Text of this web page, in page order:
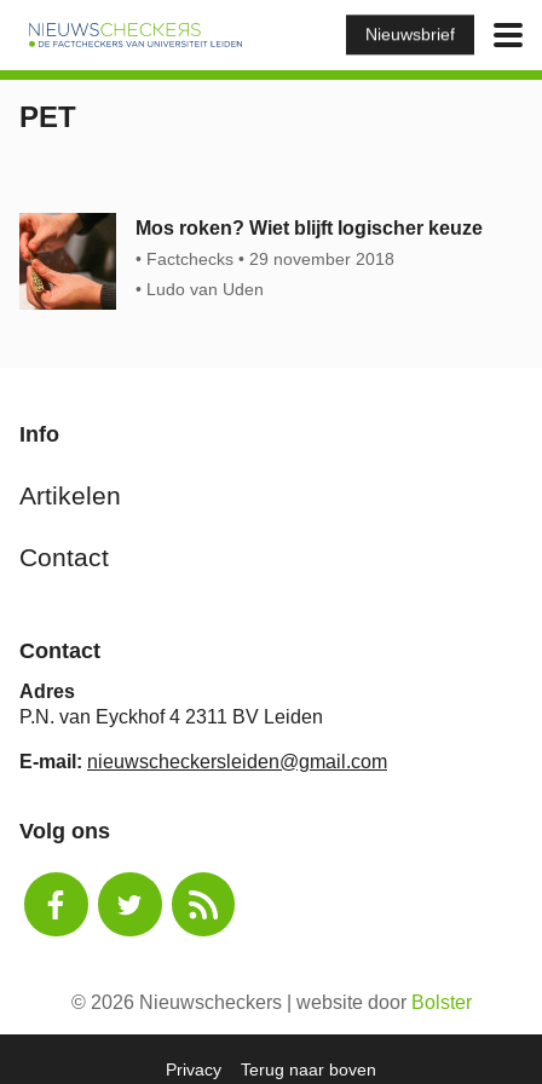
Nieuwsbrief
PET
Mos roken? Wiet blijft logischer keuze
Factchecks
29 november 2018
Ludo van Uden
Info
Artikelen
Contact
Contact
Adres
P.N. van Eyckhof 4 2311 BV Leiden
E-mail: nieuwscheckersleiden@gmail.com
Volg ons
© 2026 Nieuwscheckers | website door Bolster
Privacy Terug naar boven